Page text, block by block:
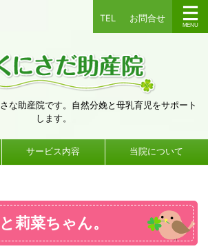
TEL お問合せ
な助産院です。自然分娩と母乳育児をサポート
します。
サービス内容 当院について
莉菜ちゃん。